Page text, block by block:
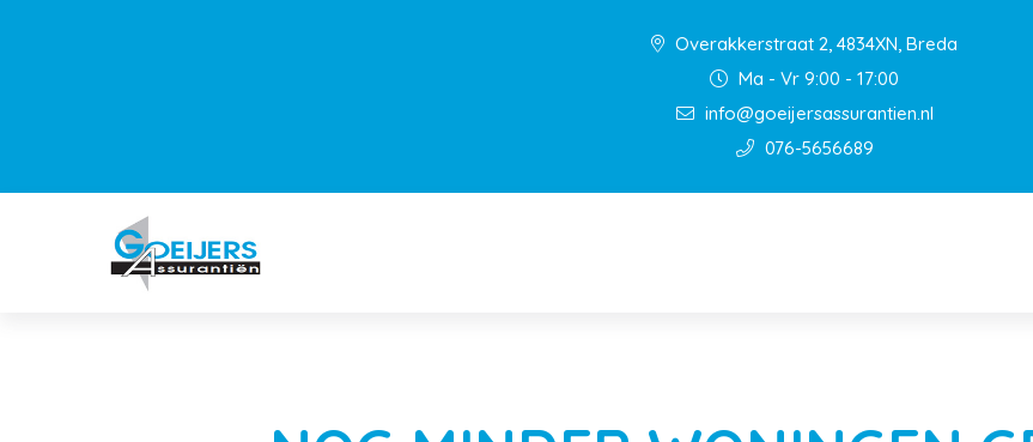
Overakkerstraat 2, 4834XN, Breda
Ma - Vr 9:00 - 17:00
info@goeijersassurantien.nl
076-5656689